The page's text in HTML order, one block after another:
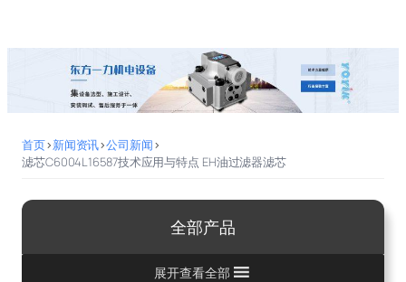
首页>新闻资讯>公司新闻>
滤芯C6004L16587技术应用与特点 EH油过滤器滤芯
全部产品
展开查看全部